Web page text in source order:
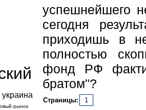
успешнейшего
сегодня
приходишь в
полностью
фонд РФ
братом"?
Страницы: 1
украина
рынок